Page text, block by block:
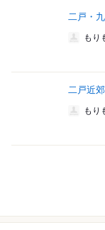
二戸・
もり
二戸近
もり